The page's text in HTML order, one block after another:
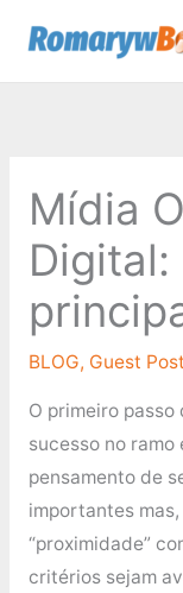
para
o
Mídia
Digital:
BLOG, Guest Post
O primeiro passo
sucesso no
pensamento de
importantes
“proximidade”
critérios sejam